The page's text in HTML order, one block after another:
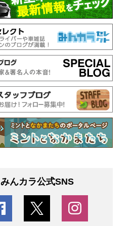
みんカラ公式SNS